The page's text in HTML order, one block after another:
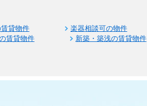
貸物件
楽器相談可の物件
賃貸物件
新築・築浅の賃貸物件